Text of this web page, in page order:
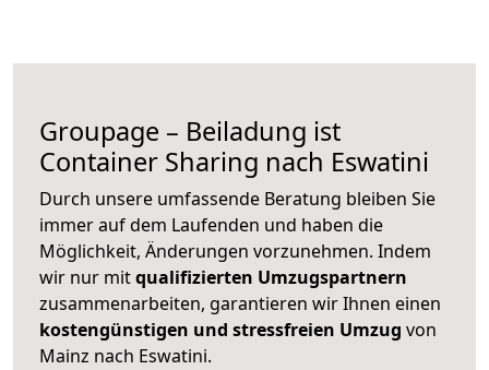
Groupage – Beiladung ist
Container Sharing nach Eswatini
Durch unsere umfassende Beratung bleiben Sie
immer auf dem Laufenden und haben die
Möglichkeit, Änderungen vorzunehmen. Indem
wir nur mitqualifizierten Umzugspartnern
zusammenarbeiten, garantieren wir Ihnen einen
kostengünstigen und stressfreien Umzug von
Mainz nach Eswatini.